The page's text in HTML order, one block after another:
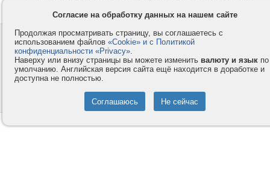
Контакты
Компания
Privacy и Cookie
Услуги
Как оплатить
Помощь
© 2008-2026
- Все права защищены.
Согласие на обработку данных на нашем сайте
Продолжая просматривать страницу, вы соглашаетесь с
использованием файлов «Cookie» и с Политикой
конфиденциальности «Privacy».
Наверху или внизу страницы вы можете изменить валюту и язык по
умолчанию. Английская версия сайта ещё находится в доработке и
доступна не полностью.